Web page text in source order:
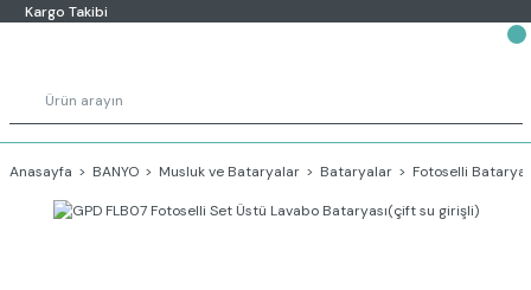
Kargo Takibi
Anasayfa BANYO Musluk ve Bataryalar Bataryalar Fotoselli